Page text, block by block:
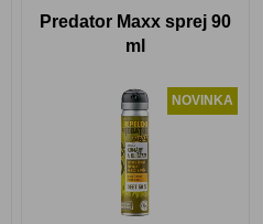
Predator Maxx sprej 90
ml
NOVINKA